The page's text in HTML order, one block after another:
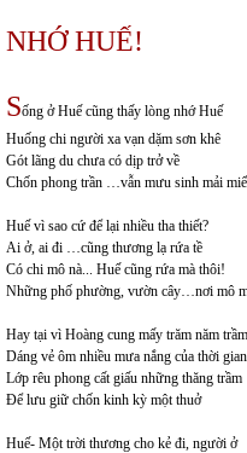
NHỚ HUẾ!
Sống ở Huế cũng thấy lòng nhớ Huế
Huống chi người xa vạn dặm sơn khê
Gót lãng du chưa có dịp trở về
Chốn phong trần …vẫn mưu sinh mải
Huế vì sao cứ để lại nhiều tha thiết?
Ai ở, ai đi …cũng thương lạ rứa tề
Có chi mô nà... Huế cũng rứa mà thôi!
Những phố phường, vườn cây…nơi mô
Hay tại vì Hoàng cung mấy trăm năm
Dáng vẻ ôm nhiều mưa nắng của thời gian
Lớp rêu phong cất giấu những thăng trầm
Để lưu giữ chốn kinh kỳ một thuở
Huế- Một trời thương cho kẻ đi, người ở